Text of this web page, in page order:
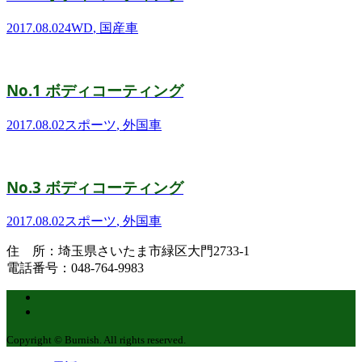
2017.08.024WD, 国産車
No.1 ボディコーティング
2017.08.02スポーツ, 外国車
No.3 ボディコーティング
2017.08.02スポーツ, 外国車
住 所：埼玉県さいたま市緑区大門2733-1
電話番号：048-764-9983
Copyright © Burnish. All rights reserved.